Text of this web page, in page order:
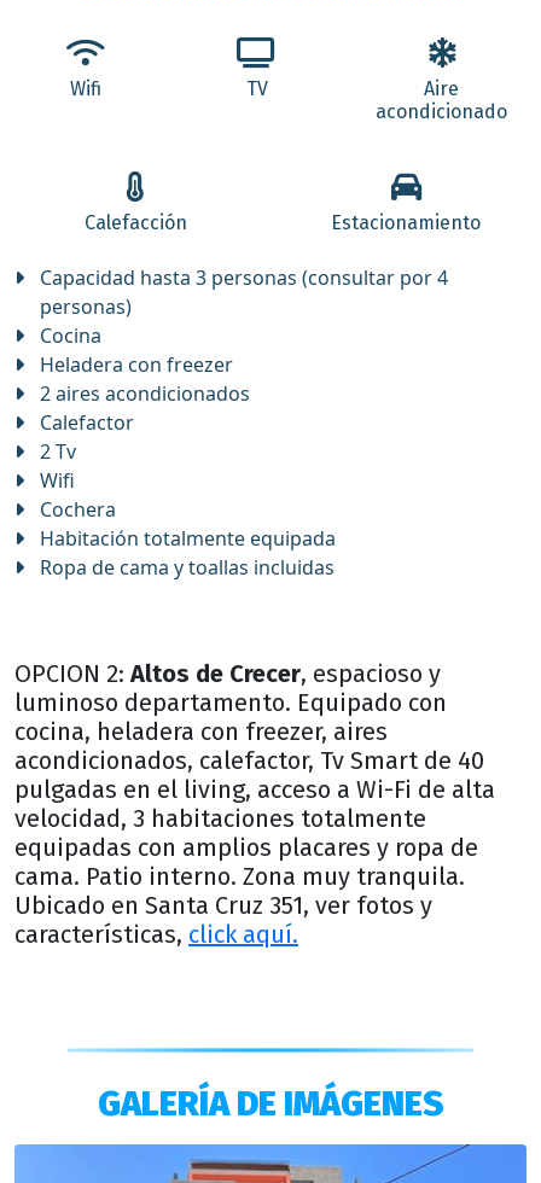
Wifi TV
Aire
acondicionado
Calefacción Estacionamiento
Capacidad hasta 3 personas (consultar por 4
personas)
Cocina
Heladera con freezer
2 aires acondicionados
Calefactor
2 Tv
Wifi
Cochera
Habitación totalmente equipada
Ropa de cama y toallas incluidas
OPCION 2: Altos de Crecer, espacioso y
luminoso departamento. Equipado con
cocina, heladera con freezer, aires
acondicionados, calefactor, Tv Smart de 40
pulgadas en el living, acceso a Wi-Fi de alta
velocidad, 3 habitaciones totalmente
equipadas con amplios placares y ropa de
cama. Patio interno. Zona muy tranquila.
Ubicado en Santa Cruz 351, ver fotos y
características, click aquí.
GALERÍA DE IMÁGENES